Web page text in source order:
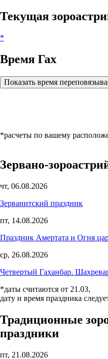
Текущая
*
Время Гах
Показать время
*расчеты по вашему
Зервано-
чт, 06.08.2026
Зерванитский праздник
пт, 14.08.2026
Праздник Амертата и Огня
ср, 26.08.2026
Четвертый Гаханбар.
*даты считаются от 21.03,
дату и время праздника
Традиционные
праздники
пт, 21.08.2026